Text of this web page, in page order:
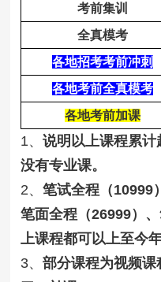
考前集训
全真模考
各地招考考前冲刺
各地考前全真模考
各地考前加课
1、说明以上课程累计
没有专业课。
2、笔试全程（10999
笔面全程（26999）
上课程都可以上至今
3、部分课程为视频